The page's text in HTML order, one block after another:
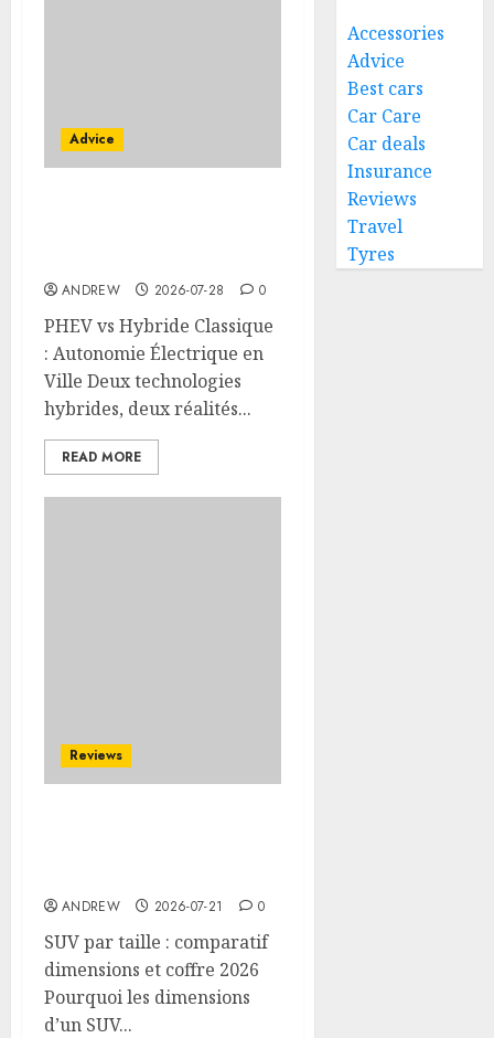
Advice
ANDREW 2026-07-28 0
PHEV vs Hybride Classique
: Autonomie Électrique en
Ville Deux technologies
hybrides, deux réalités...
READ MORE
Reviews
ANDREW 2026-07-21 0
SUV par taille : comparatif
dimensions et coffre 2026
Pourquoi les dimensions
d’un SUV...
Accessories
Advice
Best cars
Car Care
Car deals
Insurance
Reviews
Travel
Tyres